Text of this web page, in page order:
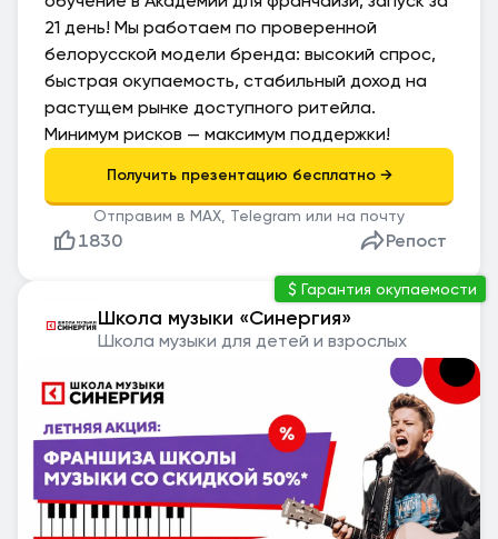
21 день! Мы работаем по проверенной
белорусской модели бренда: высокий спрос,
быстрая окупаемость, стабильный доход на
растущем рынке доступного ритейла.
Минимум рисков — максимум поддержки!
Отправим в MAX, Telegram или на почту
Репост
1830
Школа музыки «Синергия»
Школа музыки для детей и взрослых
Гарантия окупаемости